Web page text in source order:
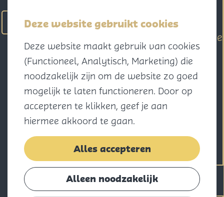
Deze website gebruikt cookies
Deze website maakt gebruik van cookies
(Functioneel, Analytisch, Marketing) die
noodzakelijk zijn om de website zo goed
mogelijk te laten functioneren. Door op
accepteren te klikken, geef je aan
hiermee akkoord te gaan.
Alles accepteren
Alleen noodzakelijk
Menu
Zoeken
Watersport
Eilandhistorie
Voor kids
Naar het
strand
Natuur
Cultuur en
Winkelen
Koningsdag
Blijf